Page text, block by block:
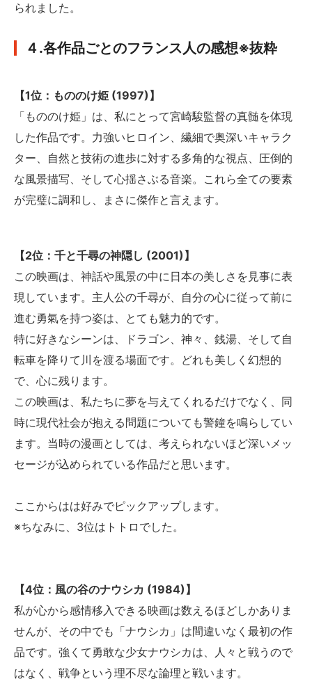
られました。
４.各作品ごとのフランス人の感想※抜粋
【1位：もののけ姫 (1997)】
「もののけ姫」は、私にとって宮崎駿監督の真髄を体現
した作品です。力強いヒロイン、繊細で奥深いキャラク
ター、自然と技術の進歩に対する多角的な視点、圧倒的
な風景描写、そして心揺さぶる音楽。これら全ての要素
が完璧に調和し、まさに傑作と言えます。
【2位：千と千尋の神隠し (2001)】
この映画は、神話や風景の中に日本の美しさを見事に表
現しています。主人公の千尋が、自分の心に従って前に
進む勇氣を持つ姿は、とても魅力的です。
特に好きなシーンは、ドラゴン、神々、銭湯、そして自
転車を降りて川を渡る場面です。どれも美しく幻想的
で、心に残ります。
この映画は、私たちに夢を与えてくれるだけでなく、同
時に現代社会が抱える問題についても警鐘を鳴らしてい
ます。当時の漫画としては、考えられないほど深いメッ
セージが込められている作品だと思います。
ここからはは好みでピックアップします。
※ちなみに、3位はトトロでした。
【4位：風の谷のナウシカ (1984)】
私が心から感情移入できる映画は数えるほどしかありま
せんが、その中でも「ナウシカ」は間違いなく最初の作
品です。強くて勇敢な少女ナウシカは、人々と戦うので
はなく、戦争という理不尽な論理と戦います。